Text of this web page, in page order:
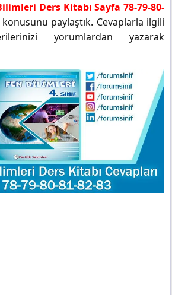
Ders Kitabı Sayfa 78-79-80-
konusunu paylaştık. Cevaplarla ilgili
yorumlardan yazarak